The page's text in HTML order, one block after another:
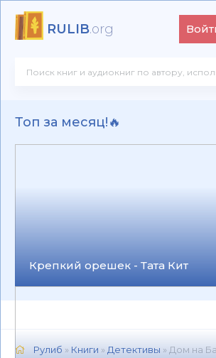
RULIB.org
Топ за месяц!🔥
Крепкий орешек - Тата Кит
Рулиб » Книги » Детективы » Дом на Баумановской -